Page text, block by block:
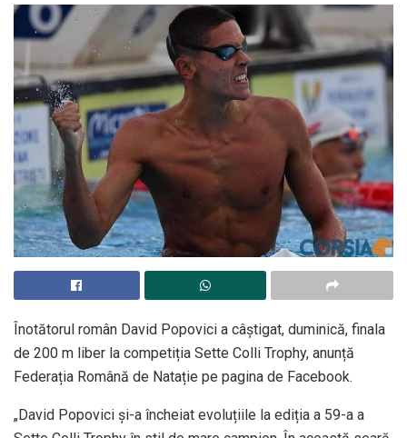
Înotătorul român David Popovici a câștigat, duminică, finala
de 200 m liber la competiția Sette Colli Trophy, anunță
Federația Română de Natație pe pagina de Facebook.
„David Popovici și-a încheiat evoluțiile la ediția a 59-a a